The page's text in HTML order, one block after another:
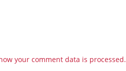
your comment data is processed.